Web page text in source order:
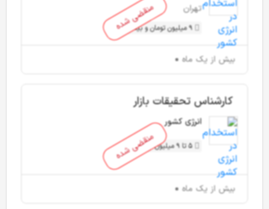
منقضی شده
تهران
9 میلیون تومان و بیشتر
بیش از یک ماه
منقضی شده
کارشناس تحقیقات بازار
انرژی کشور
5 تا 9 میلیون تومان
بیش از یک ماه